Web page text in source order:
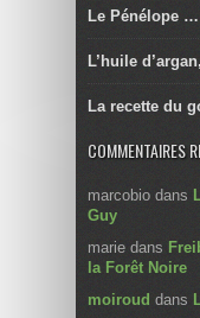
Le Pénélope
L’huile
La recette du
COMMENTAIRES
marcobio dans
Guy
marie dans
la Forêt Noire
moiroud dans